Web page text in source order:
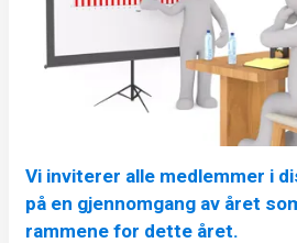
Vi inviterer alle medlemmer i
på en gjennomgang av året
rammene for dette året.